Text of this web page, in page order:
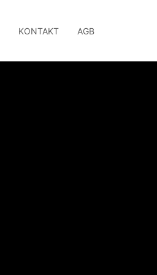
KONTAKT AGB